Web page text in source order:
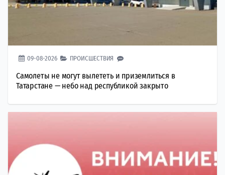
09-08-2026 ПРОИСШЕСТВИЯ
Самолеты не могут вылететь и приземлиться в
Татарстане — небо над республикой закрыто